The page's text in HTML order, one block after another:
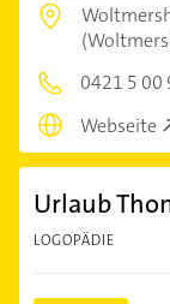
0421 5 00
Webseite
Urlaub
LOGOPÄDIE